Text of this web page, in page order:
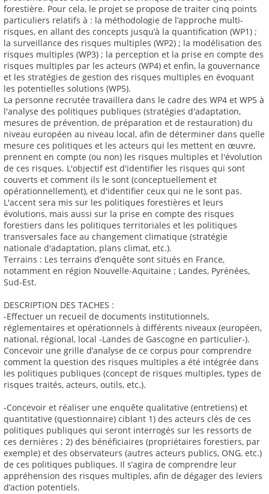
forestière. Pour cela, le projet se propose de traiter cinq points
particuliers relatifs à : la méthodologie de l’approche multi-
risques, en allant des concepts jusqu’à la quantification (WP1) ;
la surveillance des risques multiples (WP2) ; la modélisation des
risques multiples (WP3) ; la perception et la prise en compte des
risques multiples par les acteurs (WP4) et enfin, la gouvernance
et les stratégies de gestion des risques multiples en évoquant
les potentielles solutions (WP5).
La personne recrutée travaillera dans le cadre des WP4 et WP5 à
l'analyse des politiques publiques (stratégies d'adaptation,
mesures de prévention, de préparation et de restauration) du
niveau européen au niveau local, afin de déterminer dans quelle
mesure ces politiques et les acteurs qui les mettent en œuvre,
prennent en compte (ou non) les risques multiples et l'évolution
de ces risques. L'objectif est d'identifier les risques qui sont
couverts et comment ils le sont (conceptuellement et
opérationnellement), et d'identifier ceux qui ne le sont pas.
L'accent sera mis sur les politiques forestières et leurs
évolutions, mais aussi sur la prise en compte des risques
forestiers dans les politiques territoriales et les politiques
transversales face au changement climatique (stratégie
nationale d'adaptation, plans climat, etc.).
Terrains : Les terrains d’enquête sont situés en France,
notamment en région Nouvelle-Aquitaine ; Landes, Pyrénées,
Sud-Est.
DESCRIPTION DES TACHES :
-Effectuer un recueil de documents institutionnels,
réglementaires et opérationnels à différents niveaux (européen,
national, régional, local -Landes de Gascogne en particulier-).
Concevoir une grille d’analyse de ce corpus pour comprendre
comment la question des risques multiples a été intégrée dans
les politiques publiques (concept de risques multiples, types de
risques traités, acteurs, outils, etc.).
-Concevoir et réaliser une enquête qualitative (entretiens) et
quantitative (questionnaire) ciblant 1) des acteurs clés de ces
politiques publiques qui seront interrogés sur les ressorts de
ces dernières ; 2) des bénéficiaires (propriétaires forestiers, par
exemple) et des observateurs (autres acteurs publics, ONG, etc.)
de ces politiques publiques. Il s’agira de comprendre leur
appréhension des risques multiples, afin de dégager des leviers
d’action potentiels.